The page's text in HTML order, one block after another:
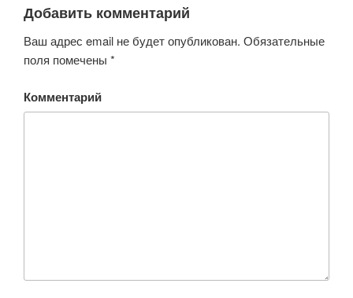
Добавить комментарий
Ваш адрес email не будет опубликован. Обязательные
поля помечены *
Комментарий